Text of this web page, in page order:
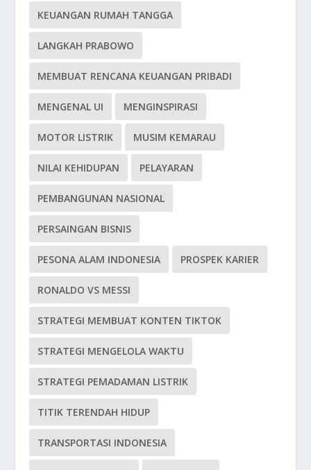
KEUANGAN RUMAH TANGGA
LANGKAH PRABOWO
MEMBUAT RENCANA KEUANGAN PRIBADI
MENGENAL UI MENGINSPIRASI
MOTOR LISTRIK MUSIM KEMARAU
NILAI KEHIDUPAN PELAYARAN
PEMBANGUNAN NASIONAL
PERSAINGAN BISNIS
PESONA ALAM INDONESIA PROSPEK KARIER
RONALDO VS MESSI
STRATEGI MEMBUAT KONTEN TIKTOK
STRATEGI MENGELOLA WAKTU
STRATEGI PEMADAMAN LISTRIK
TITIK TERENDAH HIDUP
TRANSPORTASI INDONESIA